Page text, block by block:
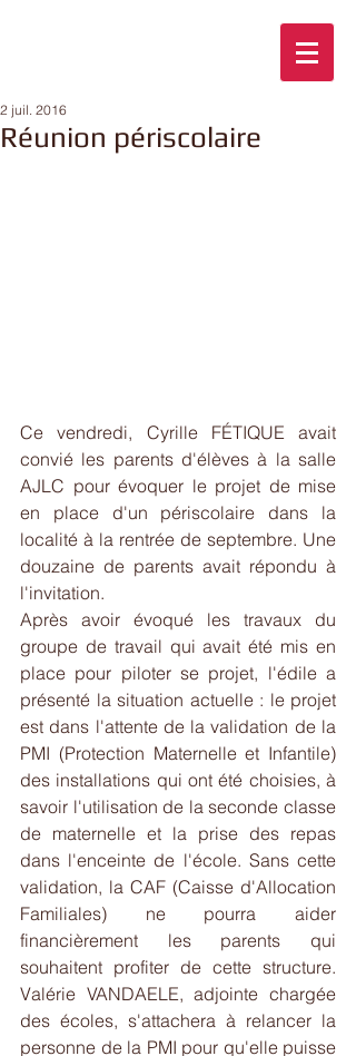
Réunion périscolaire
2 juil. 2016
Ce vendredi, Cyrille FÉTIQUE avait
convié les parents d'élèves à la salle
AJLC pour évoquer le projet de mise
en place d'un périscolaire dans la
localité à la rentrée de septembre. Une
douzaine de parents avait répondu à
l'invitation.
Après avoir évoqué les travaux du
groupe de travail qui avait été mis en
place pour piloter se projet, l'édile a
présenté la situation actuelle : le projet
est dans l'attente de la validation de la
PMI (Protection Maternelle et Infantile)
des installations qui ont été choisies, à
savoir l'utilisation de la seconde classe
de maternelle et la prise des repas
dans l'enceinte de l'école. Sans cette
validation, la CAF (Caisse d'Allocation
Familiales) ne pourra aider
financièrement les parents qui
souhaitent profiter de cette structure.
Valérie VANDAELE, adjointe chargée
des écoles, s'attachera à relancer la
personne de la PMI pour qu'elle puisse